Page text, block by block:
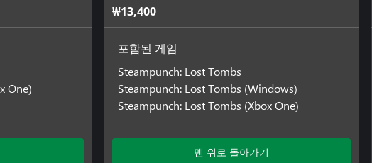
One)
₩13,400
포함된 게임
Steampunch: Lost Tombs
Steampunch: Lost Tombs (Windows)
Steampunch: Lost Tombs (Xbox One)
맨 위로 돌아가기